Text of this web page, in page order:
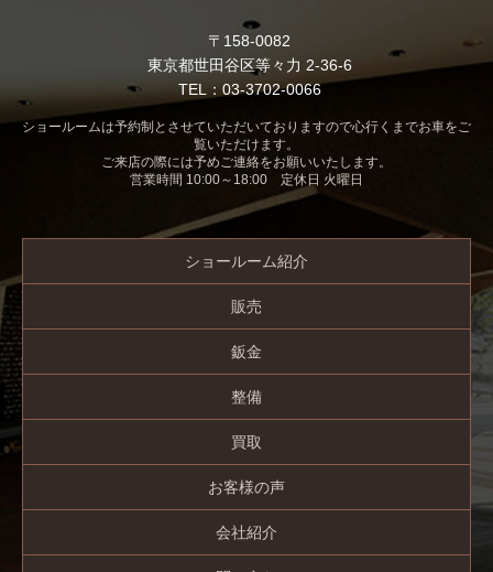
〒158-0082
東京都世田谷区等々力 2-36-6
TEL：03-3702-0066
ショールームは予約制とさせていただいておりますので心行くまでお車をご
覧いただけます。
ご来店の際には予めご連絡をお願いいたします。
営業時間 10:00～18:00 定休日 火曜日
ショールーム紹介
販売
鈑金
整備
買取
お客様の声
会社紹介